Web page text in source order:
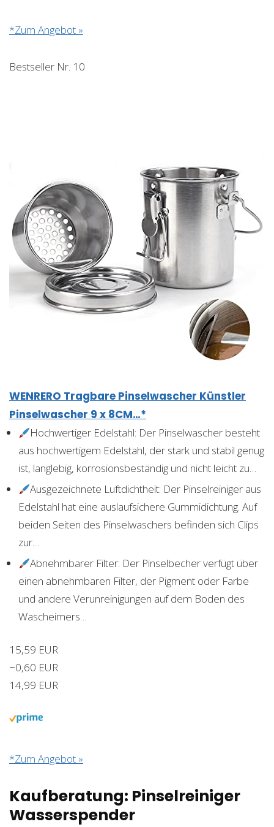
*Zum Angebot »
Bestseller Nr. 10
WENRERO Tragbare Pinselwascher Künstler
Pinselwascher 9 x 8CM…*
Hochwertiger Edelstahl: Der Pinselwascher besteht
aus hochwertigem Edelstahl, der stark und stabil genug
ist, langlebig, korrosionsbeständig und nicht leicht zu…
Ausgezeichnete Luftdichtheit: Der Pinselreiniger aus
Edelstahl hat eine auslaufsichere Gummidichtung. Auf
beiden Seiten des Pinselwaschers befinden sich Clips
zur…
Abnehmbarer Filter: Der Pinselbecher verfügt über
einen abnehmbaren Filter, der Pigment oder Farbe
und andere Verunreinigungen auf dem Boden des
Wascheimers…
15,59 EUR
−0,60 EUR
14,99 EUR
*Zum Angebot »
Kaufberatung: Pinselreiniger
Wasserspender